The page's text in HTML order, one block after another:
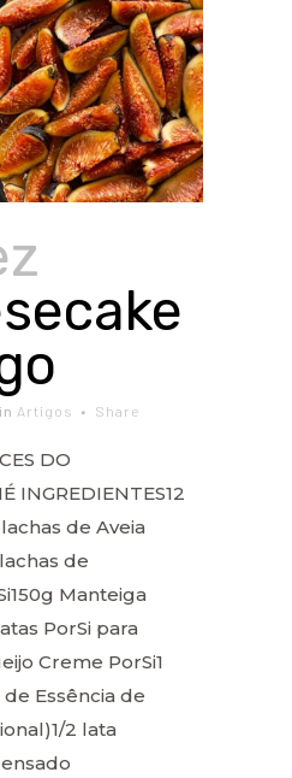
in Artigos Share
DO
INGREDIENTES12
de Aveia
de
Manteiga
PorSi para
Creme PorSi1
Essência de
2 lata